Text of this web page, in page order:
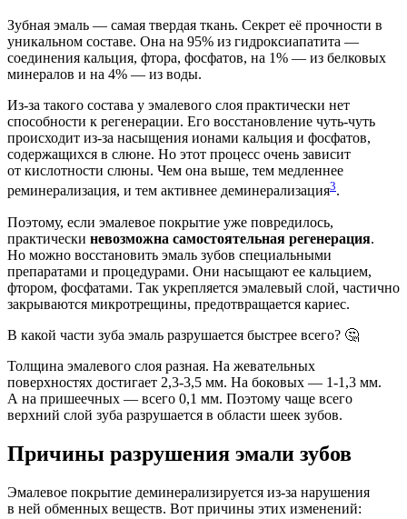
Зубная эмаль — самая твердая ткань. Секрет её прочности в
уникальном составе. Она на 95% из гидроксиапатита —
соединения кальция, фтора, фосфатов, на 1% — из белковых
минералов и на 4% — из воды.
Из-за такого состава у эмалевого слоя практически нет
способности к регенерации. Его восстановление чуть-чуть
происходит из-за насыщения ионами кальция и фосфатов,
содержащихся в слюне. Но этот процесс очень зависит
от кислотности слюны. Чем она выше, тем медленнее
реминерализация, и тем активнее деминерализация3.
Поэтому, если эмалевое покрытие уже повредилось,
практически невозможна самостоятельная регенерация.
Но можно восстановить эмаль зубов специальными
препаратами и процедурами. Они насыщают ее кальцием,
фтором, фосфатами. Так укрепляется эмалевый слой, частично
закрываются микротрещины, предотвращается кариес.
В какой части зуба эмаль разрушается быстрее всего? 🤔
Толщина эмалевого слоя разная. На жевательных
поверхностях достигает 2,3-3,5 мм. На боковых — 1-1,3 мм.
А на пришеечных — всего 0,1 мм. Поэтому чаще всего
верхний слой зуба разрушается в области шеек зубов.
Причины разрушения эмали зубов
Эмалевое покрытие деминерализируется из-за нарушения
в ней обменных веществ. Вот причины этих изменений: